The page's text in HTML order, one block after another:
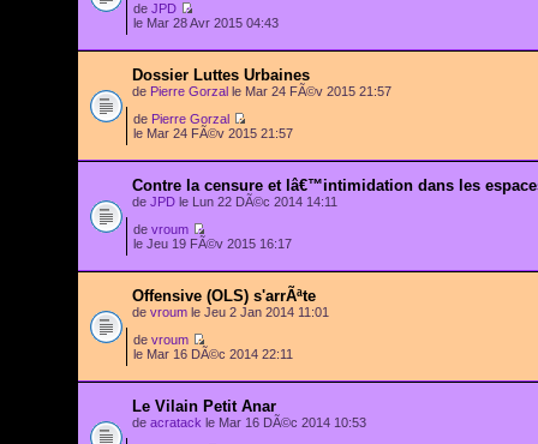
de JPD
le Mar 28 Avr 2015 04:43
Dossier Luttes Urbaines
de Pierre Gorzal le Mar 24 FÃ©v 2015 21:57
de Pierre Gorzal
le Mar 24 FÃ©v 2015 21:57
Contre la censure et lâ€™intimidation dans les
de JPD le Lun 22 DÃ©c 2014 14:11
de vroum
le Jeu 19 FÃ©v 2015 16:17
Offensive (OLS) s'arrÃªte
de vroum le Jeu 2 Jan 2014 11:01
de vroum
le Mar 16 DÃ©c 2014 22:11
Le Vilain Petit Anar
de acratack le Mar 16 DÃ©c 2014 10:53